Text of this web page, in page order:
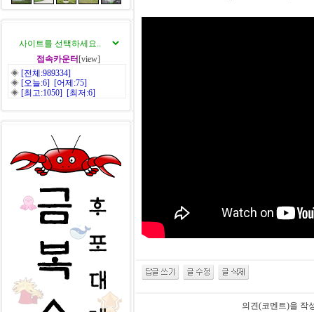
접속카운터 [view]
◈ [전체:989334]
◈ [오늘:6] [어제:75]
◈ [최고:1050] [최저:6]
의견(코멘트)을 작